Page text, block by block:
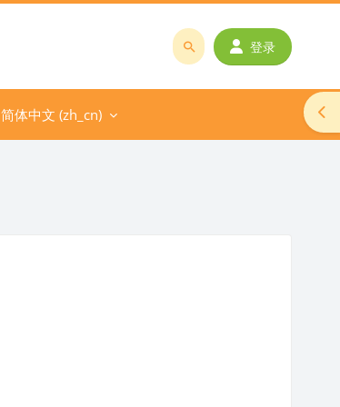
搜
登录
简体中文 ‎(zh_cn)‎ 打